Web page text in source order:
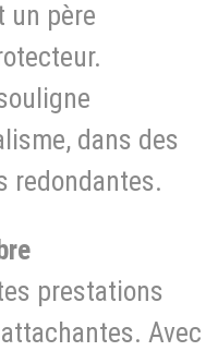
un père
dans des
redondantes.
prestations
Avec